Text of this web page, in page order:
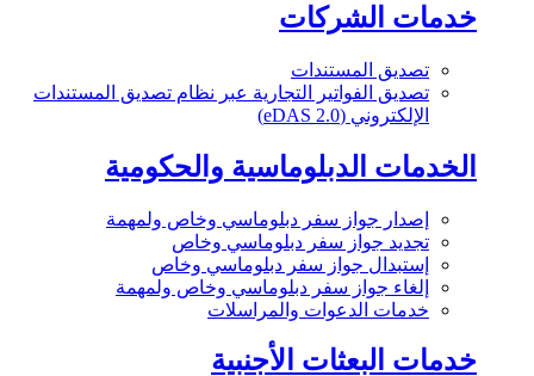
خدمات الشركات
تصديق المستندات
تصديق الفواتير التجارية عبر نظام تصديق المستندات
الإلكتروني (eDAS 2.0)
الخدمات الدبلوماسية والحكومية
إصدار جواز سفر دبلوماسي وخاص ولمهمة
تجديد جواز سفر دبلوماسي وخاص
إستبدال جواز سفر دبلوماسي وخاص
إلغاء جواز سفر دبلوماسي وخاص ولمهمة
خدمات الدعوات والمراسلات
خدمات البعثات الأجنبية